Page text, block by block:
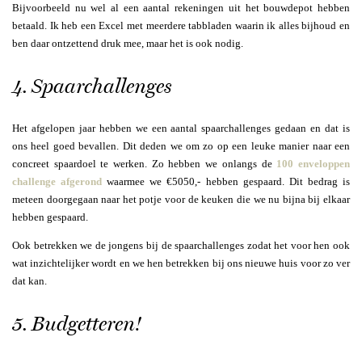
Bijvoorbeeld nu wel al een aantal rekeningen uit het bouwdepot hebben
betaald. Ik heb een Excel met meerdere tabbladen waarin ik alles bijhoud en
ben daar ontzettend druk mee, maar het is ook nodig.
4. Spaarchallenges
Het afgelopen jaar hebben we een aantal spaarchallenges gedaan en dat is
ons heel goed bevallen. Dit deden we om zo op een leuke manier naar een
concreet spaardoel te werken. Zo hebben we onlangs de 100 enveloppen
challenge afgerond waarmee we €5050,- hebben gespaard. Dit bedrag is
meteen doorgegaan naar het potje voor de keuken die we nu bijna bij elkaar
hebben gespaard.
Ook betrekken we de jongens bij de spaarchallenges zodat het voor hen ook
wat inzichtelijker wordt en we hen betrekken bij ons nieuwe huis voor zo ver
dat kan.
5. Budgetteren!